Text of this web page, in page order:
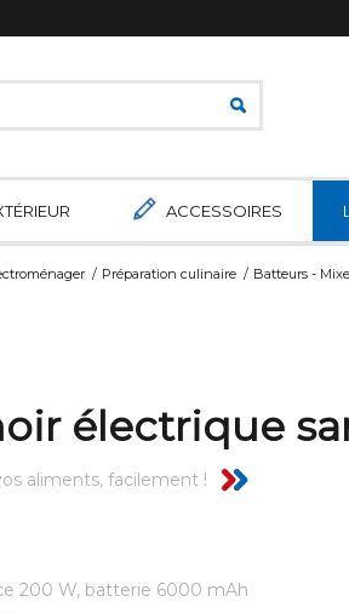
ACCESSOIRES
/ Préparation culinaire / Batteurs -
électrique
aliments, facilement !
200 W, batterie 6000 mAh